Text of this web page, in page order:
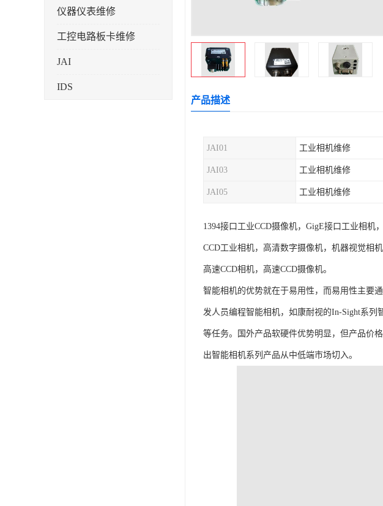
仪器仪表维修
工控电路板卡维修
JAI
IDS
产品描述
JAI01 工业相机维修
JAI03 工业相机维修
JAI05 工业相机维修
1394接口工业CCD摄像机，GigE接口工业相
CCD工业相机，高清数字摄像机，机器视觉相
高速CCD相机，高速CCD摄像机。
智能相机的优势就在于易用性，而易用性主要
发人员编程智能相机，如康耐视的In-Sight系列
等任务。国外产品软硬件优势明显，但产品价
出智能相机系列产品从中低端市场切入。